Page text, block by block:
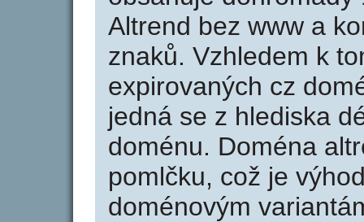
Altrend bez www a
znaků. Vzhledem k
expirovaných cz
jedná se z hlediska
doménu. Doména
pomlčku, což je
doménovým